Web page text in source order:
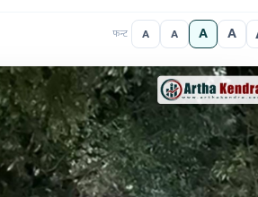
फन्ट A A A A